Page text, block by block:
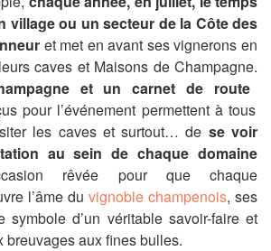
village ou un secteur de la Côte des
et met en avant ses vignerons en
caves et Maisons de Champagne.
et un carnet de route
pour l’événement permettent à tous
les caves et surtout… de se voir
au sein de chaque domaine
rêvée pour que chaque
l’âme du vignoble champenois, ses
symbole d’un véritable savoir-faire et
breuvages aux fines bulles.